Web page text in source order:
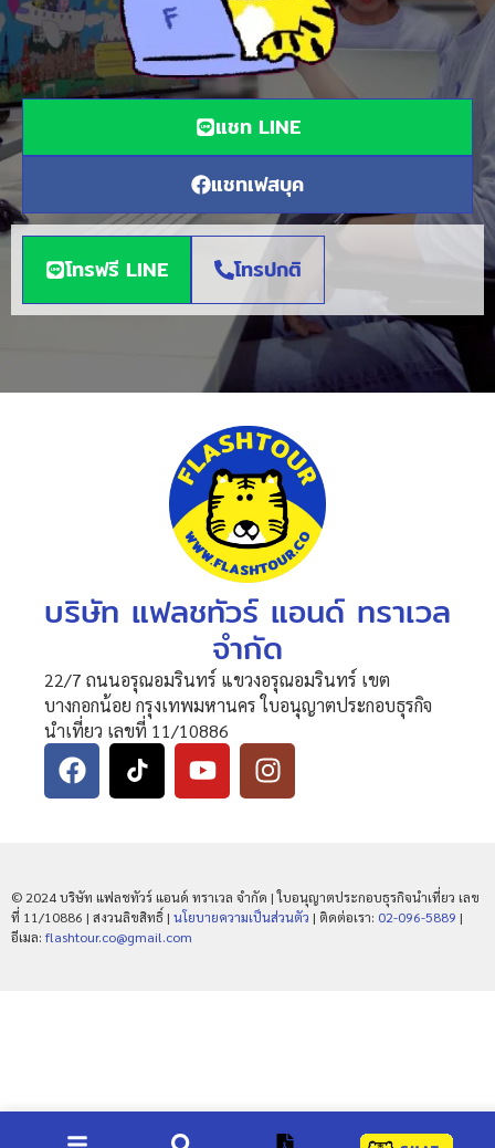
แชท LINE
แชทเฟสบุค
โทรฟรี LINE โทรปกติ
บริษัท แฟลชทัวร์ แอนด์ ทราเวล
จำกัด
22/7 ถนนอรุณอมรินทร์ แขวงอรุณอมรินทร์ เขต
บางกอกน้อย กรุงเทพมหานคร ใบอนุญาตประกอบธุรกิจ
นำเที่ยว เลขที่ 11/10886
© 2024 บริษัท แฟลชทัวร์ แอนด์ ทราเวล จำกัด | ใบอนุญาตประกอบธุรกิจนำเที่ยว เลข
ที่ 11/10886 | สงวนลิขสิทธิ์ | นโยบายความเป็นส่วนตัว | ติดต่อเรา: 02-096-5889 |
อีเมล: flashtour.co@gmail.com